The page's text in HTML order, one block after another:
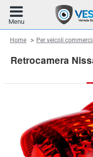
Retrocamera
HomehomePer veicoli